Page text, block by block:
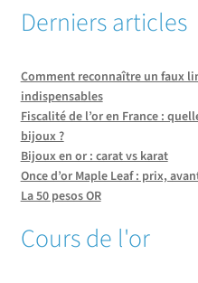
Derniers articles
Comment reconnaître un faux
indispensables
Fiscalité de l’or en France :
bijoux ?
Bijoux en or : carat vs karat
Once d’or Maple Leaf : prix,
La 50 pesos OR
Cours de l'or